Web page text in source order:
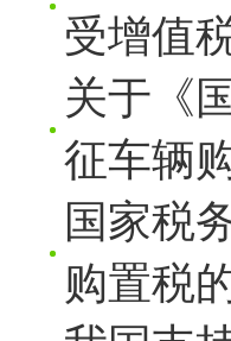
受增值
关于《
征车辆
国家税
购置税